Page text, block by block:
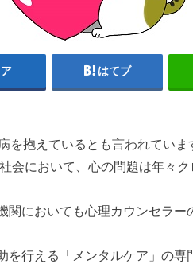
はてブ
抱えているとも言われていま
会において、心の問題は年々
関においても心理カウンセラー
行える「メンタルケア」の専